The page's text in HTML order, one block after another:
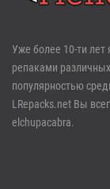
Забыли пароль?
Уже более 10-ти
репаками
популярностью
LRepacks.net Вы
elchupacabra.